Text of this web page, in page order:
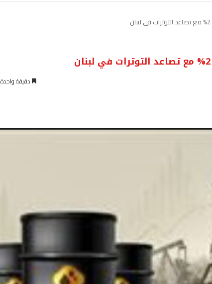
دقيقة واحدة